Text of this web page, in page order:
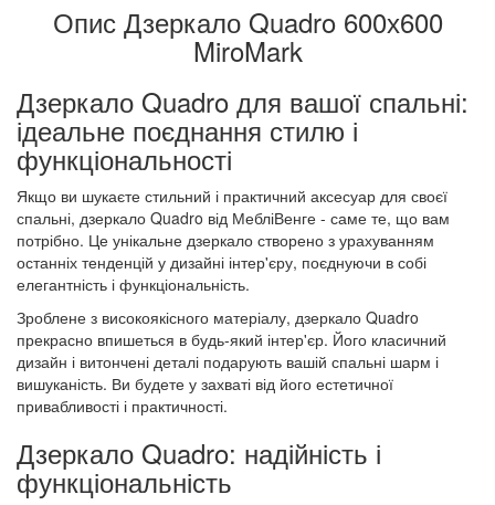
Опис Дзеркало Quadro 600х600
MiroMark
Дзеркало Quadro для вашої спальні:
ідеальне поєднання стилю і
функціональності
Якщо ви шукаєте стильний і практичний аксесуар для своєї
спальні, дзеркало Quadro від МебліВенге - саме те, що вам
потрібно. Це унікальне дзеркало створено з урахуванням
останніх тенденцій у дизайні інтер'єру, поєднуючи в собі
елегантність і функціональність.
Зроблене з високоякісного матеріалу, дзеркало Quadro
прекрасно впишеться в будь-який інтер'єр. Його класичний
дизайн і витончені деталі подарують вашій спальні шарм і
вишуканість. Ви будете у захваті від його естетичної
привабливості і практичності.
Дзеркало Quadro: надійність і
функціональність